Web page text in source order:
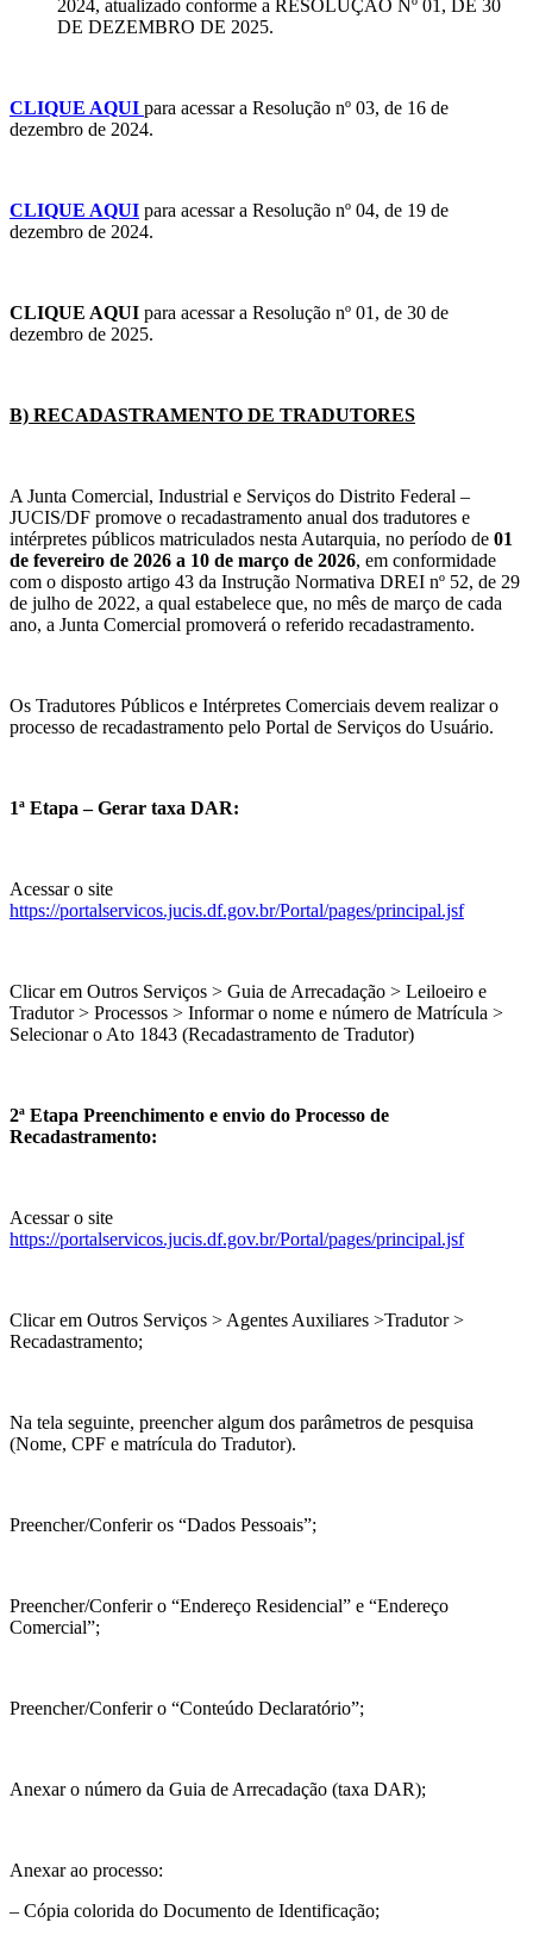
2024, atualizado conforme a RESOLUÇÃO Nº 01, DE 30
DE DEZEMBRO DE 2025.
CLIQUE AQUI para acessar a Resolução nº 03, de 16 de
dezembro de 2024.
CLIQUE AQUI para acessar a Resolução nº 04, de 19 de
dezembro de 2024.
CLIQUE AQUI para acessar a Resolução nº 01, de 30 de
dezembro de 2025.
B) RECADASTRAMENTO DE TRADUTORES
A Junta Comercial, Industrial e Serviços do Distrito Federal –
JUCIS/DF promove o recadastramento anual dos tradutores e
intérpretes públicos matriculados nesta Autarquia, no período de 01
de fevereiro de 2026 a 10 de março de 2026, em conformidade
com o disposto artigo 43 da Instrução Normativa DREI nº 52, de 29
de julho de 2022, a qual estabelece que, no mês de março de cada
ano, a Junta Comercial promoverá o referido recadastramento.
Os Tradutores Públicos e Intérpretes Comerciais devem realizar o
processo de recadastramento pelo Portal de Serviços do Usuário.
1ª Etapa – Gerar taxa DAR:
Acessar o site
https://portalservicos.jucis.df.gov.br/Portal/pages/principal.jsf
Clicar em Outros Serviços > Guia de Arrecadação > Leiloeiro e
Tradutor > Processos > Informar o nome e número de Matrícula >
Selecionar o Ato 1843 (Recadastramento de Tradutor)
2ª Etapa Preenchimento e envio do Processo de
Recadastramento:
Acessar o site
https://portalservicos.jucis.df.gov.br/Portal/pages/principal.jsf
Clicar em Outros Serviços > Agentes Auxiliares >Tradutor >
Recadastramento;
Na tela seguinte, preencher algum dos parâmetros de pesquisa
(Nome, CPF e matrícula do Tradutor).
Preencher/Conferir os “Dados Pessoais”;
Preencher/Conferir o “Endereço Residencial” e “Endereço
Comercial”;
Preencher/Conferir o “Conteúdo Declaratório”;
Anexar o número da Guia de Arrecadação (taxa DAR);
Anexar ao processo:
– Cópia colorida do Documento de Identificação;